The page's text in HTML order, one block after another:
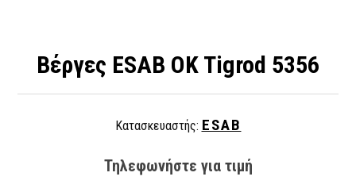
Βέργες ESAB OK Tigrod 5356
Κατασκευαστής: ESAB
Τηλεφωνήστε για τιμή